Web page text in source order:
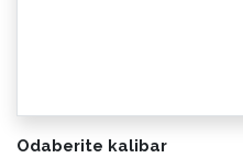
Odaberite kalibar